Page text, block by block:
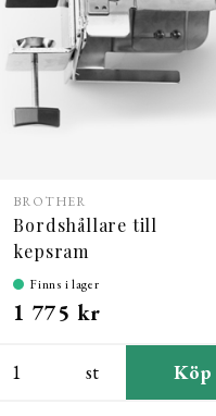
BROTHER
Bordshållare till
kepsram
Finns i lager
1 775 kr
st Köp